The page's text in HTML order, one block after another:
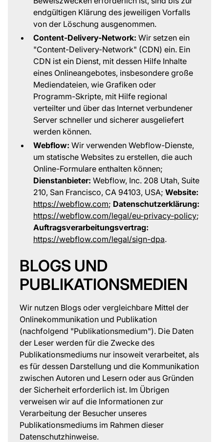
endgültigen Klärung des jeweiligen Vorfalls
von der Löschung ausgenommen.
Content-Delivery-Network: Wir setzen ein
"Content-Delivery-Network" (CDN) ein. Ein
CDN ist ein Dienst, mit dessen Hilfe Inhalte
eines Onlineangebotes, insbesondere große
Mediendateien, wie Grafiken oder
Programm-Skripte, mit Hilfe regional
verteilter und über das Internet verbundener
Server schneller und sicherer ausgeliefert
werden können.
Webflow: Wir verwenden Webflow-Dienste,
um statische Websites zu erstellen, die auch
Online-Formulare enthalten können;
Dienstanbieter: Webflow, Inc. 208 Utah, Suite
210, San Francisco, CA 94103, USA; Website:
https://webflow.com; Datenschutzerklärung:
https://webflow.com/legal/eu-privacy-policy;
Auftragsverarbeitungsvertrag:
https://webflow.com/legal/sign-dpa.
BLOGS UND
PUBLIKATIONSMEDIEN
Wir nutzen Blogs oder vergleichbare Mittel der
Onlinekommunikation und Publikation
(nachfolgend "Publikationsmedium"). Die Daten
der Leser werden für die Zwecke des
Publikationsmediums nur insoweit verarbeitet, als
es für dessen Darstellung und die Kommunikation
zwischen Autoren und Lesern oder aus Gründen
der Sicherheit erforderlich ist. Im Übrigen
verweisen wir auf die Informationen zur
Verarbeitung der Besucher unseres
Publikationsmediums im Rahmen dieser
Datenschutzhinweise.